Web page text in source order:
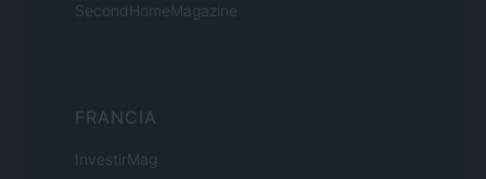
SecondHomeMagazine
FRANCIA
InvestirMag